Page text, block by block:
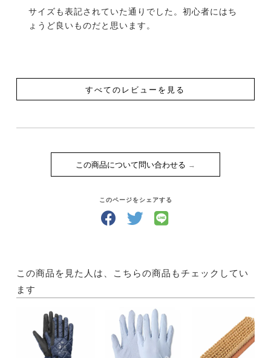
サイズも表記されていた通りでした。初心者にはち
ょうど良いものだと思います。
すべてのレビューを見る
この商品について問い合わせる
このページをシェアする
この商品を見た人は、こちらの商品もチェックしてい
ます